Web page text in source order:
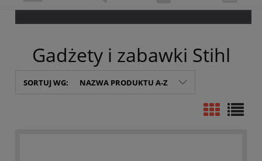
Gadżety i zabawki Stihl
SORTUJ WG: NAZWA PRODUKTU A-Z